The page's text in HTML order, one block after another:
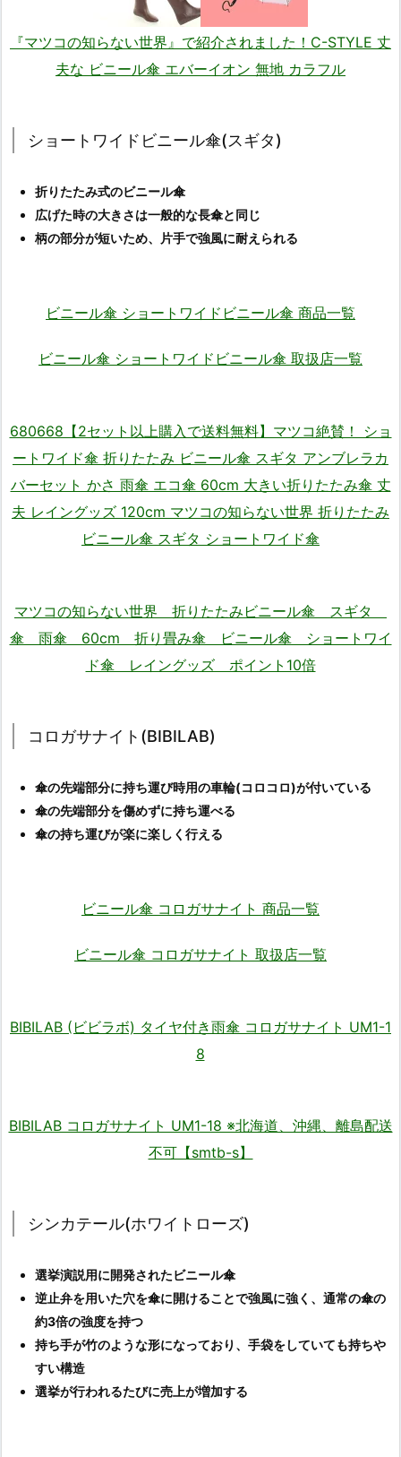
『マツコの知らない世界』で紹介されました！C-STYLE 丈
夫な ビニール傘 エバーイオン 無地 カラフル
ショートワイドビニール傘(スギタ)
折りたたみ式のビニール傘
広げた時の大きさは一般的な長傘と同じ
柄の部分が短いため、片手で強風に耐えられる
ビニール傘 ショートワイドビニール傘 商品一覧
ビニール傘 ショートワイドビニール傘 取扱店一覧
680668【2セット以上購入で送料無料】マツコ絶賛！ ショ
ートワイド傘 折りたたみ ビニール傘 スギタ アンブレラカ
バーセット かさ 雨傘 エコ傘 60cm 大きい折りたたみ傘 丈
夫 レイングッズ 120cm マツコの知らない世界 折りたたみ
ビニール傘 スギタ ショートワイド傘
マツコの知らない世界 折りたたみビニール傘 スギタ
傘 雨傘 60cm 折り畳み傘 ビニール傘 ショートワイ
ド傘 レイングッズ ポイント10倍
コロガサナイト(BIBILAB)
傘の先端部分に持ち運び時用の車輪(コロコロ)が付いている
傘の先端部分を傷めずに持ち運べる
傘の持ち運びが楽に楽しく行える
ビニール傘 コロガサナイト 商品一覧
ビニール傘 コロガサナイト 取扱店一覧
BIBILAB (ビビラボ) タイヤ付き雨傘 コロガサナイト UM1-1
8
BIBILAB コロガサナイト UM1-18 ※北海道、沖縄、離島配送
不可【smtb-s】
シンカテール(ホワイトローズ)
選挙演説用に開発されたビニール傘
逆止弁を用いた穴を傘に開けることで強風に強く、通常の傘の
約3倍の強度を持つ
持ち手が竹のような形になっており、手袋をしていても持ちや
すい構造
選挙が行われるたびに売上が増加する